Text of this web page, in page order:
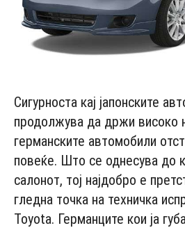
Сигурноста кај јапонските
продолжува да држи високо
германските автомобили
повеќе. Што се однесува до
салонот, тој најдобро е
гледна точка на техничка
Toyota. Германците кои ја